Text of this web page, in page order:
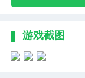
游戏截图